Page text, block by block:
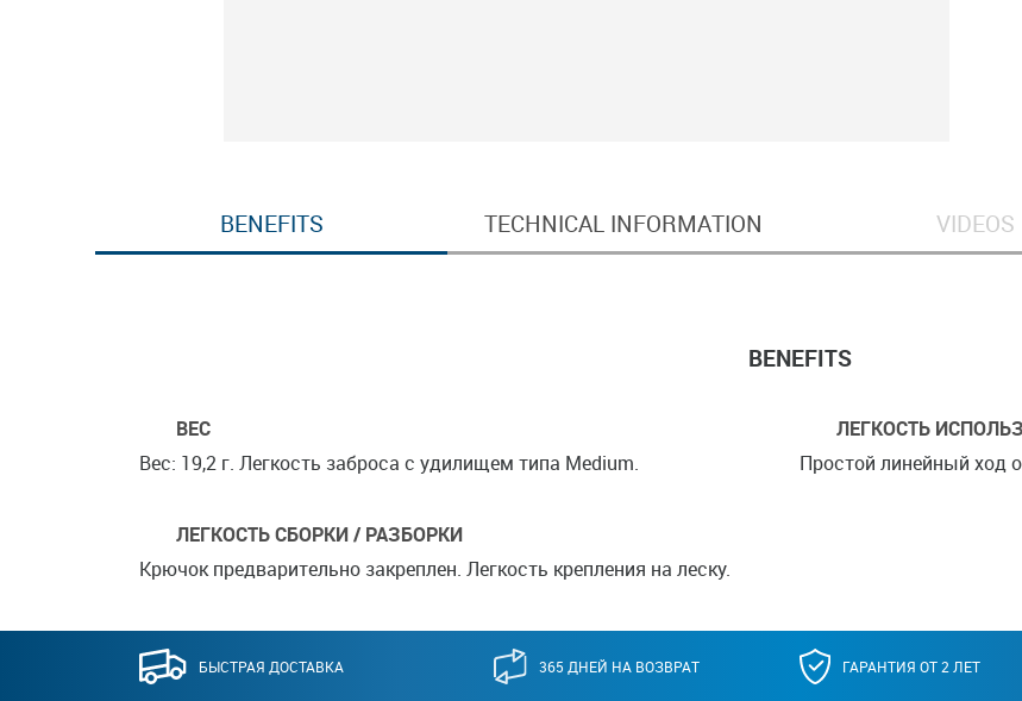
BENEFITS TECHNICAL INFORMATION VIDEOS
BENEFITS
ВЕС
Вес: 19,2 г. Легкость заброса с удилищем типа Medium.
ЛЕГКОСТЬ
Простой линейный ход
ЛЕГКОСТЬ СБОРКИ / РАЗБОРКИ
Крючок предварительно закреплен. Легкость крепления на леску.
БЫСТРАЯ ДОСТАВКА 365 ДНЕЙ НА ВОЗВРАТ ГАРАНТИЯ ОТ 2 ЛЕТ